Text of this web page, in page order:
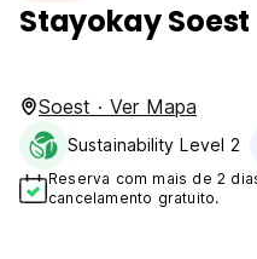
Stayokay Soest
Soest · Ver Mapa
Sustainability Level 2
Reserva com mais de 2
cancelamento gratuito.